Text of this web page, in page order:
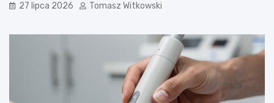
27 lipca 2026 Tomasz Witkowski